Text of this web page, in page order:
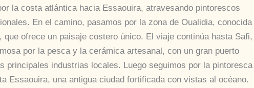
la costa atlántica hacia Essaouira, atravesando pintorescos
En el camino, pasamos por la zona de Oualidia, conocida
ofrece un paisaje costero único. El viaje continúa hasta Safi,
por la pesca y la cerámica artesanal, con un gran puerto
principales industrias locales. Luego seguimos por la pintoresca
Essaouira, una antigua ciudad fortificada con vistas al océano.